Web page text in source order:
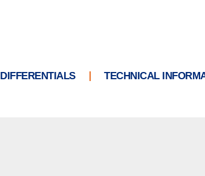
DIFFERENTIALS TECHNICAL